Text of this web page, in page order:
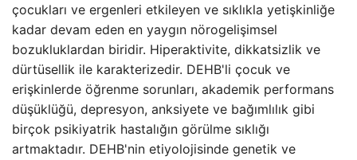
çocukları ve ergenleri etkileyen ve sıklıkla yetişkinliğe
kadar devam eden en yaygın nörogelişimsel
bozukluklardan biridir. Hiperaktivite, dikkatsizlik ve
dürtüsellik ile karakterizedir. DEHB'li çocuk ve
erişkinlerde öğrenme sorunları, akademik performans
düşüklüğü, depresyon, anksiyete ve bağımlılık gibi
birçok psikiyatrik hastalığın görülme sıklığı
artmaktadır. DEHB'nin etiyolojisinde genetik ve